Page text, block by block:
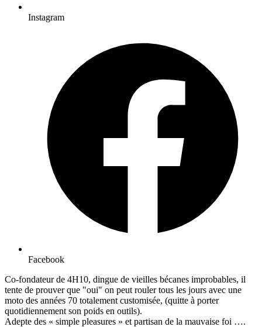
Instagram
Facebook
Co-fondateur de 4H10, dingue de vieilles bécanes improbables, il
tente de prouver que "oui" on peut rouler tous les jours avec une
moto des années 70 totalement customisée, (quitte à porter
quotidiennement son poids en outils).
Adepte des « simple pleasures » et partisan de la mauvaise foi ….